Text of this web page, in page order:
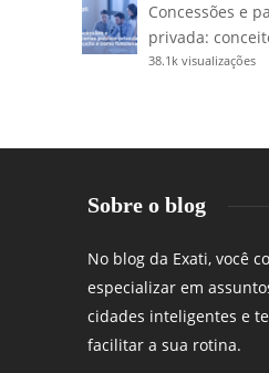
Concessões e
privada:
38.1k visualizações
Sobre o blog
No blog da Exati, você
especializar em
cidades inteligentes e
facilitar a sua rotina.